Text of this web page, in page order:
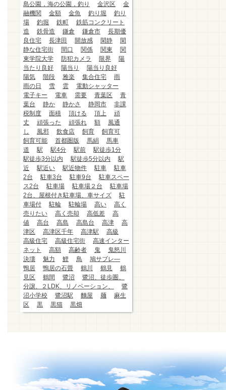
島公園，海の公園，釣り
金沢区
金
融機関
金額 金魚 釣り堀
釣り
場
釣堀 鉄町
鉄筋コンクリート
造
鉄骨造 鎌倉 鎌倉市
長期優
良住宅
長津田 開放感 閑静
閑
静な住宅街
間口 関係 関東
関
東学院大学
防犯カメラ 限界
陽
当たり良好
陽当り
陽当り良好
陽気
階段 雅楽 集合住宅
雨
雨の日
雪 雲
電動シャッター
電子キー
電車 需要 青葉区
青
葉台
静か 静かさ 静岡市
非課
税制度
面積 頂ける 頂上
頑
丈
頑張った 頑張れ 額
風通
し
風邪 飲食店 飼育
飼育可
飼育可能
首都圏版 馬絹
馬車
道
駅 駅4分 駅前
駅徒歩1分
駅徒歩3分以内
駅徒歩5分以内
駅
近
駅近い 駅近物件 駐車
駐車
2台
駐車3台 駐車9台
駐車スペー
ス2台
駐車場 駐車場２台
駐車場
2台、屋根付き駐車場、車サイズ
駐
車場付
駐輪 駐輪場 高い
高く
売りたい
高く売却 高低差
高
値
高台 高島 高島台 高津
高
津区
高津区千年 高津駅
高級
高級住宅
高級住宅街
高速インター
ネット
高額 高齢者 鬼
鬼怒川
決壊
魅力 鯉 鳥
鳩サブレ―
鴨居
鴨居の石畳 鶴川 鶴見
鶴
見区
鶴間 鷺沼
鷺沼、徒歩圏、
分譲、２LDK、リノベーション、
鷺
沼小学校
鷺沼駅 麵屋 麺
麻生
区
黒 黒猫 黒畑